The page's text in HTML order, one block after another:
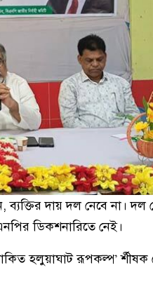
দায় দল নেবে না। দল
ডিকশনারিতে নেই।
হলুয়াঘাট রূপকল্প’